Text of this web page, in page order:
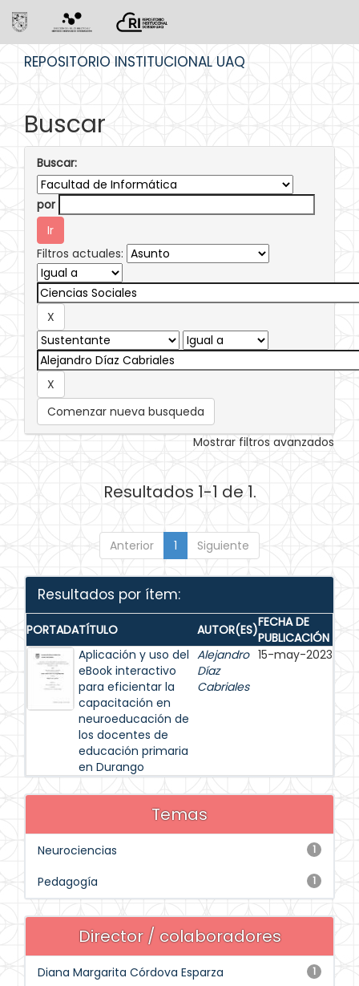
REPOSITORIO INSTITUCIONAL UAQ
Buscar
Buscar:
por
Filtros actuales:
Comenzar nueva busqueda
Mostrar filtros avanzados
Resultados 1-1 de 1.
Anterior 1 Siguiente
Resultados por ítem:
PORTADATÍTULO AUTOR(ES)FECHA DE
PUBLICACIÓN
Aplicación y uso del
eBook interactivo
para eficientar la
capacitación en
neuroeducación de
los docentes de
educación primaria
en Durango
Alejandro
Díaz
Cabriales
15-may-2023
Temas
1
Neurociencias
1
Pedagogía
Director / colaboradores
1
Diana Margarita Córdova Esparza